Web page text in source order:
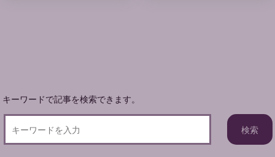
キーワードで記事を検索できます。